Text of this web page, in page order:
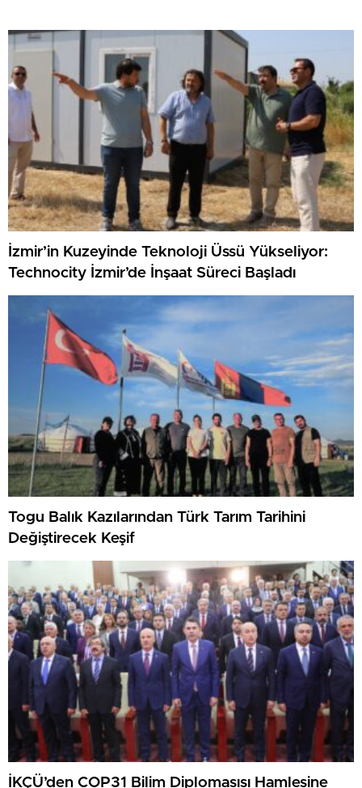
İzmir’in Kuzeyinde Teknoloji Üssü Yükseliyor:
Technocity İzmir’de İnşaat Süreci Başladı
Togu Balık Kazılarından Türk Tarım Tarihini
Değiştirecek Keşif
İKÇÜ’den COP31 Bilim Diplomasısı Hamlesine